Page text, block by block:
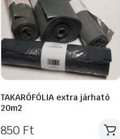
TAKARÓFÓLIA extra járható
20m2
850 Ft